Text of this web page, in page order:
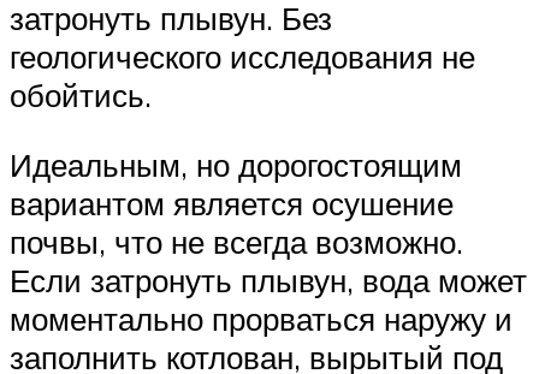
затронуть плывун. Без
геологического исследования не
обойтись.
Идеальным, но дорогостоящим
вариантом является осушение
почвы, что не всегда возможно.
Если затронуть плывун, вода может
моментально прорваться наружу и
заполнить котлован, вырытый под